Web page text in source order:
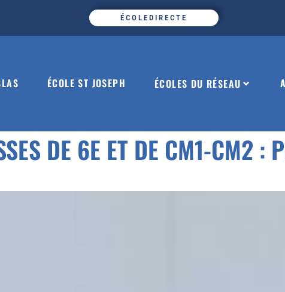
ÉCOLEDIRECTE
ÉCOLE ST JOSEPH ÉCOLES DU RÉSEAU
DE 6E ET DE CM1-CM2 :